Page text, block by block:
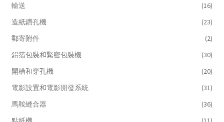
輸送
(16)
造紙鑽孔機
(23)
郵寄附件
(2)
鋁箔包裝和緊密包裝機
(30)
開槽和穿孔機
(20)
電影設置和電影開發系統
(31)
馬鞍縫合器
(36)